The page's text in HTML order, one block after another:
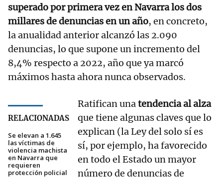
superado por primera vez en Navarra los dos
millares de denuncias en un año, en concreto,
la anualidad anterior alcanzó las 2.090
denuncias, lo que supone un incremento del
8,4% respecto a 2022, año que ya marcó
máximos hasta ahora nunca observados.
RELACIONADAS
Se elevan a 1.645
las víctimas de
violencia machista
en Navarra que
requieren
protección policial
Ratifican unatendencia al alza
que tiene algunas claves que lo
explican (la Ley del solo sí es
sí, por ejemplo, ha favorecido
en todo el Estado un mayor
número de denuncias de